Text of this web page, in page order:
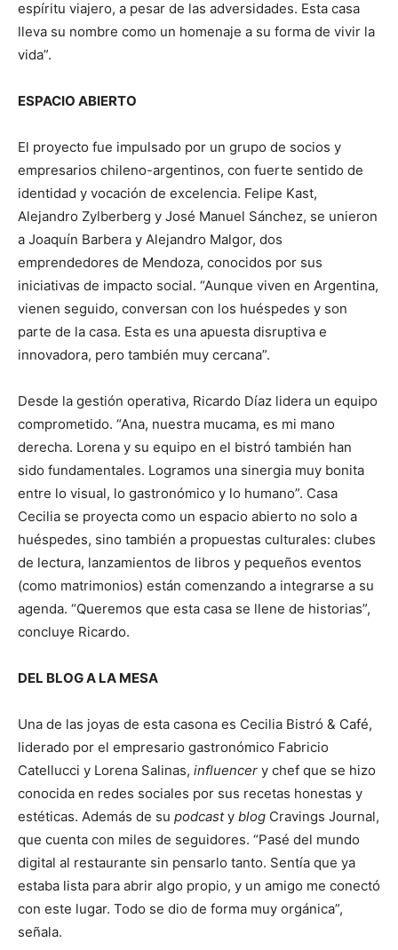
espíritu viajero, a pesar de las adversidades. Esta casa
lleva su nombre como un homenaje a su forma de vivir la
vida”.
ESPACIO ABIERTO
El proyecto fue impulsado por un grupo de socios y
empresarios chileno-argentinos, con fuerte sentido de
identidad y vocación de excelencia. Felipe Kast,
Alejandro Zylberberg y José Manuel Sánchez, se unieron
a Joaquín Barbera y Alejandro Malgor, dos
emprendedores de Mendoza, conocidos por sus
iniciativas de impacto social. “Aunque viven en Argentina,
vienen seguido, conversan con los huéspedes y son
parte de la casa. Esta es una apuesta disruptiva e
innovadora, pero también muy cercana”.
Desde la gestión operativa, Ricardo Díaz lidera un equipo
comprometido. “Ana, nuestra mucama, es mi mano
derecha. Lorena y su equipo en el bistró también han
sido fundamentales. Logramos una sinergia muy bonita
entre lo visual, lo gastronómico y lo humano”. Casa
Cecilia se proyecta como un espacio abierto no solo a
huéspedes, sino también a propuestas culturales: clubes
de lectura, lanzamientos de libros y pequeños eventos
(como matrimonios) están comenzando a integrarse a su
agenda. “Queremos que esta casa se llene de historias”,
concluye Ricardo.
DEL BLOG A LA MESA
Una de las joyas de esta casona es Cecilia Bistró & Café,
liderado por el empresario gastronómico Fabricio
Catellucci y Lorena Salinas, influencer y chef que se hizo
conocida en redes sociales por sus recetas honestas y
estéticas. Además de su podcasty blog Cravings Journal,
que cuenta con miles de seguidores. “Pasé del mundo
digital al restaurante sin pensarlo tanto. Sentía que ya
estaba lista para abrir algo propio, y un amigo me conectó
con este lugar. Todo se dio de forma muy orgánica”,
señala.